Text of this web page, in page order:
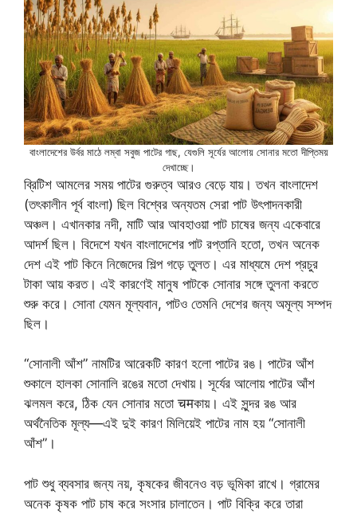
বাংলাদেশের উর্বর মাঠে লম্বা সবুজ পাটের গাছ, যেগুলি সূর্যের আলোয় সোনার মতো দীপ্তিময়
দেখাচ্ছে।
ব্রিটিশ আমলের সময় পাটের গুরুত্ব আরও বেড়ে যায়। তখন বাংলাদেশ
(তৎকালীন পূর্ব বাংলা) ছিল বিশ্বের অন্যতম সেরা পাট উৎপাদনকারী
অঞ্চল। এখানকার নদী, মাটি আর আবহাওয়া পাট চাষের জন্য একেবারে
আদর্শ ছিল। বিদেশে যখন বাংলাদেশের পাট রপ্তানি হতো, তখন অনেক
দেশ এই পাট কিনে নিজেদের শিল্প গড়ে তুলত। এর মাধ্যমে দেশ প্রচুর
টাকা আয় করত। এই কারণেই মানুষ পাটকে সোনার সঙ্গে তুলনা করতে
শুরু করে। সোনা যেমন মূল্যবান, পাটও তেমনি দেশের জন্য অমূল্য সম্পদ
ছিল।
“সোনালী আঁশ” নামটির আরেকটি কারণ হলো পাটের রঙ। পাটের আঁশ
শুকালে হালকা সোনালি রঙের মতো দেখায়। সূর্যের আলোয় পাটের আঁশ
ঝলমল করে, ঠিক যেন সোনার মতো चमকায়। এই সুন্দর রঙ আর
অর্থনৈতিক মূল্য—এই দুই কারণ মিলিয়েই পাটের নাম হয় “সোনালী
আঁশ”।
পাট শুধু ব্যবসার জন্য নয়, কৃষকের জীবনেও বড় ভূমিকা রাখে। গ্রামের
অনেক কৃষক পাট চাষ করে সংসার চালাতেন। পাট বিক্রি করে তারা